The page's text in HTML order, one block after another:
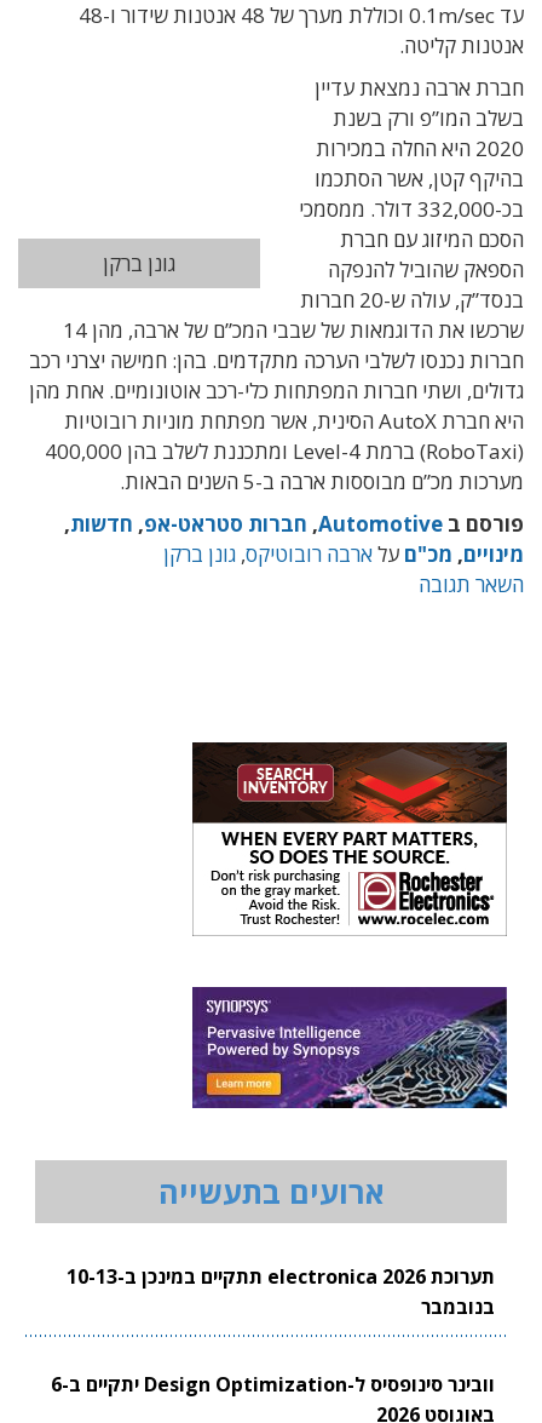
עד 0.1m/sec וכוללת מערך של 48 אנטנות שידור ו-48
אנטנות קליטה.
גונן ברקן
חברת ארבה נמצאת עדיין
בשלב המו”פ ורק בשנת
2020 היא החלה במכירות
בהיקף קטן, אשר הסתכמו
בכ-332,000 דולר. ממסמכי
הסכם המיזוג עם חברת
הספאק שהוביל להנפקה
בנסד”ק, עולה ש-20 חברות
שרכשו את הדוגמאות של שבבי המכ”ם של ארבה, מהן 14
חברות נכנסו לשלבי הערכה מתקדמים. בהן: חמישה יצרני רכב
גדולים, ושתי חברות המפתחות כלי-רכב אוטונומיים. אחת מהן
היא חברת AutoX הסינית, אשר מפתחת מוניות רובוטיות
(RoboTaxi) ברמת Level-4 ומתכננת לשלב בהן 400,000
מערכות מכ”ם מבוססות ארבה ב-5 השנים הבאות.
פורסם ב Automotive
, חברות סטראט-אפ, חדשות,
מינויים, מכ"ם עלארבה רובוטיקס, גונן ברקן
השאר תגובה
ארועים בתעשייה
תערוכת electronica 2026 תתקיים במינכן ב-10-13
בנובמבר
וובינר סינופסיס ל-Design Optimization יתקיים ב-6
באוגוסט 2026